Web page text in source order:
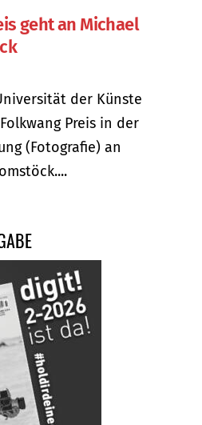
geht an Michael
der Künste
Preis in der
(Fotografie) an